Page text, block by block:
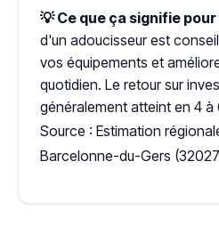
💡 Ce que ça signifie pour
d'un adoucisseur est
vos équipements et
quotidien. Le retour sur
généralement atteint en 4 à
Source : Estimation
Barcelonne-du-Gers